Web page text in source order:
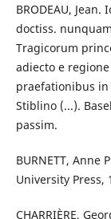
BRODEAU,
doctiss.
Tragicorum
adiecto e
praefationibus in
Stiblino (...).
passim.
BURNETT, Anne
University Press,
CHARRIÈRE,